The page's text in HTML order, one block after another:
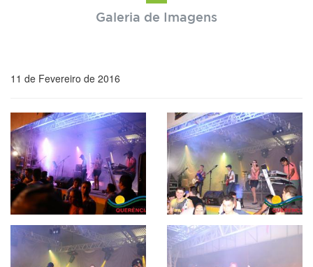
Galeria de Imagens
11 de Fevereiro de 2016